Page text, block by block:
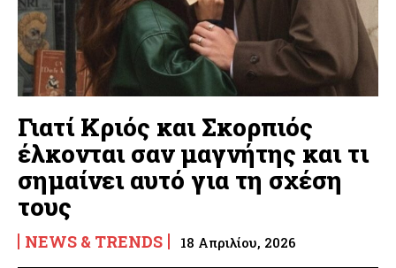
Γιατί Κριός και Σκορπιός
έλκονται σαν μαγνήτης και τι
σημαίνει αυτό για τη σχέση
τους
NEWS & TRENDS 18 Απριλίου, 2026